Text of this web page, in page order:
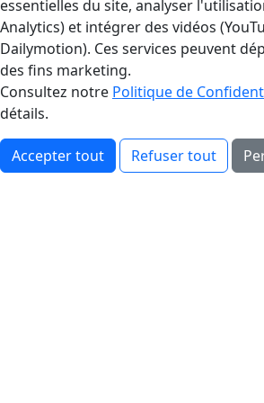
essentielles du site, analyser
Analytics) et intégrer des vidéos
Dailymotion). Ces services peuvent
des fins marketing.
Consultez notre Politique de
détails.
Accepter tout Refuser tout